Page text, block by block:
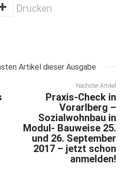
Drucken
Artikel dieser Ausgabe
Nächster Artikel
Praxis-Check in
Vorarlberg –
Sozialwohnbau in
Modul- Bauweise 25.
und 26. September
2017 – jetzt schon
anmelden!